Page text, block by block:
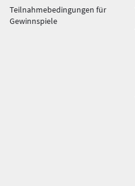
Teilnahmebedingungen für
Gewinnspiele